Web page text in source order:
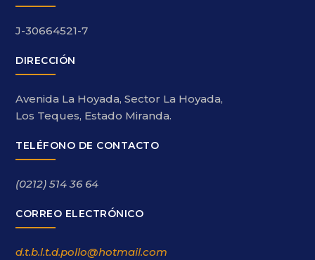
J-30664521-7
DIRECCIÓN
Avenida La Hoyada, Sector La Hoyada,
Los Teques, Estado Miranda.
TELÉFONO DE CONTACTO
(0212) 514 36 64
CORREO ELECTRÓNICO
d.t.b.l.t.d.pollo@hotmail.com